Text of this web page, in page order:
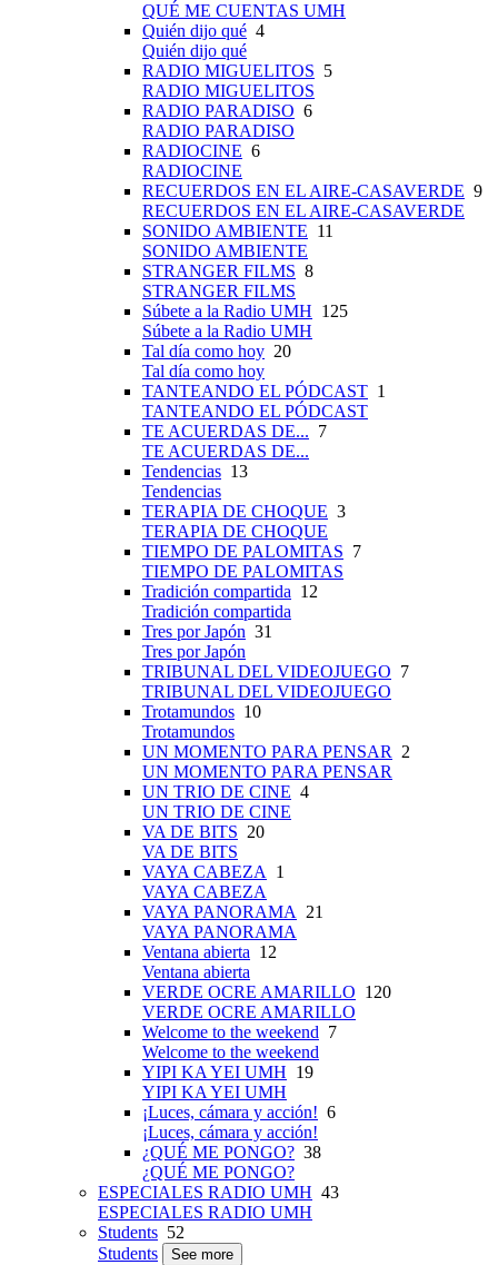
QUÉ ME CUENTAS UMH
Quién dijo qué 4
Quién dijo qué
RADIO MIGUELITOS 5
RADIO MIGUELITOS
RADIO PARADISO 6
RADIO PARADISO
RADIOCINE 6
RADIOCINE
RECUERDOS EN EL AIRE-CASAVERDE 9
RECUERDOS EN EL AIRE-CASAVERDE
SONIDO AMBIENTE 11
SONIDO AMBIENTE
STRANGER FILMS 8
STRANGER FILMS
Súbete a la Radio UMH 125
Súbete a la Radio UMH
Tal día como hoy 20
Tal día como hoy
TANTEANDO EL PÓDCAST 1
TANTEANDO EL PÓDCAST
TE ACUERDAS DE... 7
TE ACUERDAS DE...
Tendencias 13
Tendencias
TERAPIA DE CHOQUE 3
TERAPIA DE CHOQUE
TIEMPO DE PALOMITAS 7
TIEMPO DE PALOMITAS
Tradición compartida 12
Tradición compartida
Tres por Japón 31
Tres por Japón
TRIBUNAL DEL VIDEOJUEGO 7
TRIBUNAL DEL VIDEOJUEGO
Trotamundos 10
Trotamundos
UN MOMENTO PARA PENSAR 2
UN MOMENTO PARA PENSAR
UN TRIO DE CINE 4
UN TRIO DE CINE
VA DE BITS 20
VA DE BITS
VAYA CABEZA 1
VAYA CABEZA
VAYA PANORAMA 21
VAYA PANORAMA
Ventana abierta 12
Ventana abierta
VERDE OCRE AMARILLO 120
VERDE OCRE AMARILLO
Welcome to the weekend 7
Welcome to the weekend
YIPI KA YEI UMH 19
YIPI KA YEI UMH
¡Luces, cámara y acción! 6
¡Luces, cámara y acción!
¿QUÉ ME PONGO? 38
¿QUÉ ME PONGO?
ESPECIALES RADIO UMH 43
ESPECIALES RADIO UMH
Students 52
Students
See more